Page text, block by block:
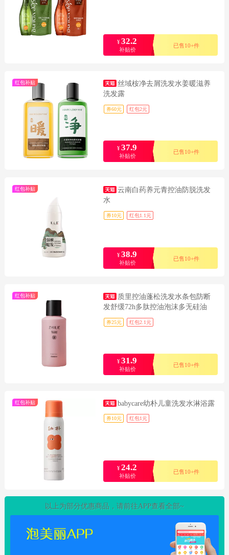
¥ 32.2
补贴价
已售10+件
红包补贴
丝域桉净去屑洗发水姜暖滋养
洗发露
券60元 红包2元
¥ 37.9
补贴价
已售10+件
红包补贴
云南白药养元青控油防脱洗发
水
券10元 红包1.1元
¥ 38.9
补贴价
已售10+件
红包补贴
质里控油蓬松洗发水条包防断
发舒缓72h多肽控油泡沫多无硅油
券25元 红包2.1元
¥ 31.9
补贴价
已售10+件
红包补贴 babycare幼朴儿童洗发水淋浴露
券10元 红包1元
¥ 24.2
补贴价
已售10+件
以上为部分优惠商品，请前往APP查看全部~